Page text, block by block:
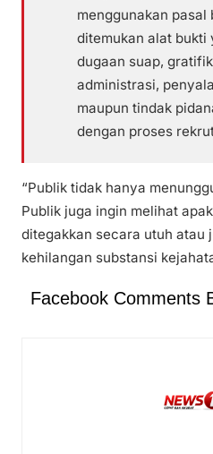
menggunakan pasal
ditemukan alat bukti
dugaan suap,
administrasi,
maupun tindak
dengan proses
“Publik tidak hanya
Publik juga ingin melihat
ditegakkan secara utuh atau
kehilangan substansi
Facebook Comments